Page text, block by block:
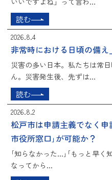
読む
2026.8.4
非常時における日頃の備
災害の多い日本。私たちは常
ん。災害発生後、先ずは...
読む
2026.8.2
松戸市は申請主義でなく
市役所窓口｣が可能か？
｢知らなかった...｣｢もっと早く
なってから...